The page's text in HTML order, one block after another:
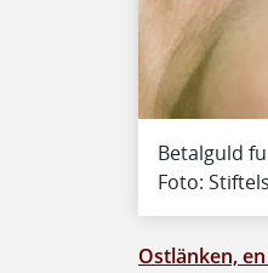
Betalguld
Foto:
Ostlänken,